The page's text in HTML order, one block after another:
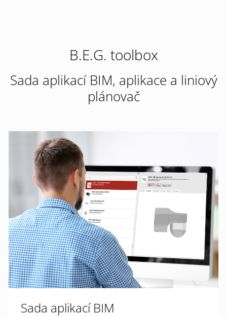
B.E.G. toolbox
Sada aplikací BIM, aplikace a liniový
plánovač
Sada aplikací BIM